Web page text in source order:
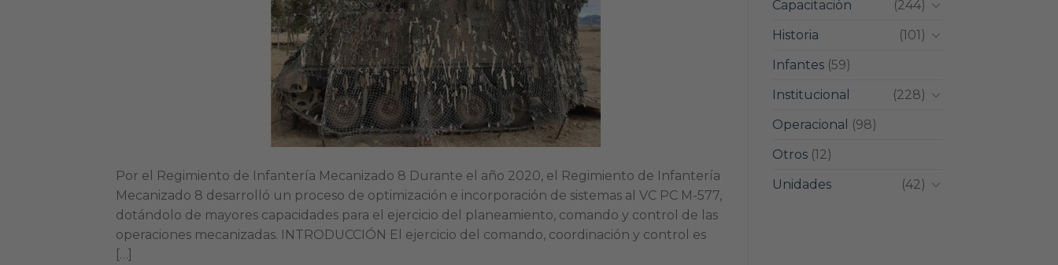
Por el Regimiento de Infantería Mecanizado 8 Durante el año 2020, el Regimiento de Infantería
Mecanizado 8 desarrolló un proceso de optimización e incorporación de sistemas al VC PC M-577,
dotándolo de mayores capacidades para el ejercicio del planeamiento, comando y control de las
operaciones mecanizadas. INTRODUCCIÓN El ejercicio del comando, coordinación y control es
[…]
Capacitación
(244)
Historia
(101)
Infantes(59)
Institucional
(228)
Operacional
(98)
Otros(12)
Unidades
(42)